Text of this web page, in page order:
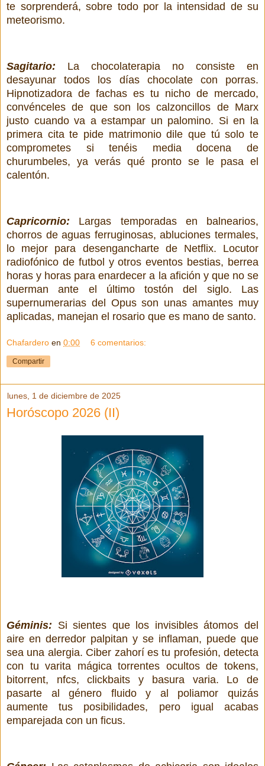
te sorprenderá, sobre todo por la intensidad de su
meteorismo.
Sagitario: La chocolaterapia no consiste en
desayunar todos los días chocolate con porras.
Hipnotizadora de fachas es tu nicho de mercado,
convénceles de que son los calzoncillos de Marx
justo cuando va a estampar un palomino. Si en la
primera cita te pide matrimonio dile que tú solo te
comprometes si tenéis media docena de
churumbeles, ya verás qué pronto se le pasa el
calentón.
Capricornio: Largas temporadas en balnearios,
chorros de aguas ferruginosas, abluciones termales,
lo mejor para desengancharte de Netflix. Locutor
radiofónico de futbol y otros eventos bestias, berrea
horas y horas para enardecer a la afición y que no se
duerman ante el último tostón del siglo. Las
supernumerarias del Opus son unas amantes muy
aplicadas, manejan el rosario que es mano de santo.
Chafardero en 0:00 6 comentarios:
Compartir
lunes, 1 de diciembre de 2025
Horóscopo 2026 (II)
Géminis: Si sientes que los invisibles átomos del
aire en derredor palpitan y se inflaman, puede que
sea una alergia. Ciber zahorí es tu profesión, detecta
con tu varita mágica torrentes ocultos de tokens,
bitorrent, nfcs, clickbaits y basura varia. Lo de
pasarte al género fluido y al poliamor quizás
aumente tus posibilidades, pero igual acabas
emparejada con un ficus.